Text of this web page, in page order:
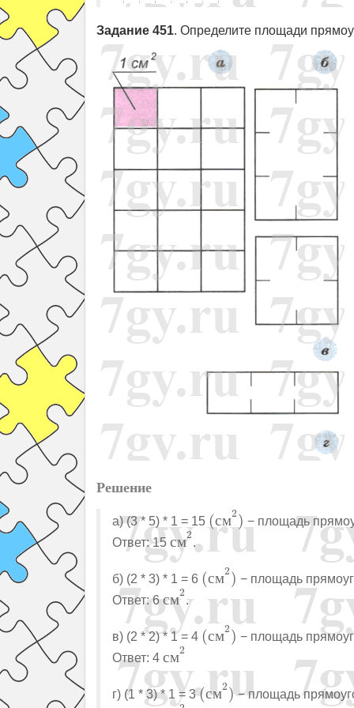
Задание 451. Определите площади
Решение
а) (3 * 5) * 1 = 15 (см2)
(с 2
− площадь
Ответ: 15 см2
см2
.
б) (2 * 3) * 1 = 6 (см2)
(с 2
− площадь
Ответ: 6см2
м2
.
в) (2 * 2) * 1 = 4 (см2)
( см 2 )
− площадь
Ответ: 4 см2
м2
г) (1 * 3) * 1 = 3(см2)
м 2
− площадь
см2